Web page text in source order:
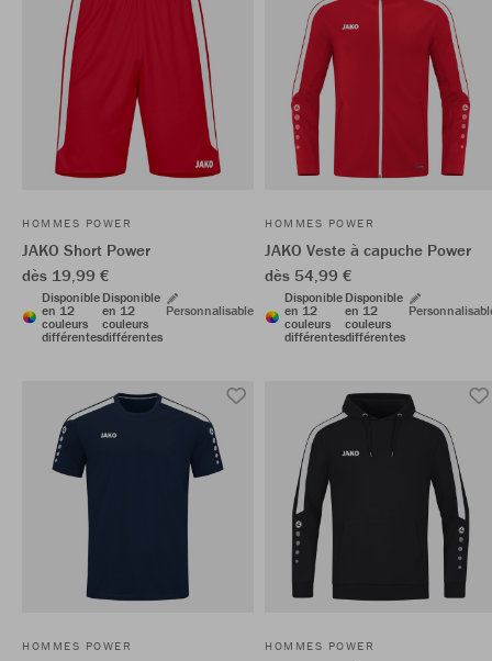
HOMMES POWER
JAKO Short Power
dès 19,99 €
Disponible
en 12
couleurs
différentes
Disponible
en 12
couleurs
différentes
Personnalisable
HOMMES POWER
JAKO Veste à capuche Power
dès 54,99 €
Disponible
en 12
couleurs
différentes
Disponible
en 12
couleurs
différentes
HOMMES POWER HOMMES POWER